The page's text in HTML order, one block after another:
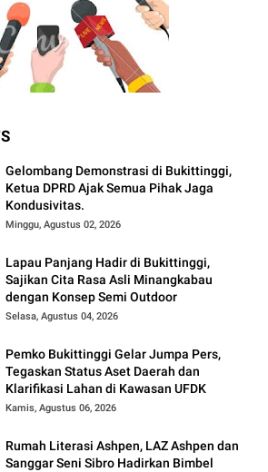
Gelombang Demonstrasi di Bukittinggi,
Ketua DPRD Ajak Semua Pihak Jaga
Kondusivitas.
Minggu, Agustus 02, 2026
Lapau Panjang Hadir di Bukittinggi,
Sajikan Cita Rasa Asli Minangkabau
dengan Konsep Semi Outdoor
Selasa, Agustus 04, 2026
Pemko Bukittinggi Gelar Jumpa Pers,
Tegaskan Status Aset Daerah dan
Klarifikasi Lahan di Kawasan UFDK
Kamis, Agustus 06, 2026
Rumah Literasi Ashpen, LAZ Ashpen dan
Sanggar Seni Sibro Hadirkan Bimbel